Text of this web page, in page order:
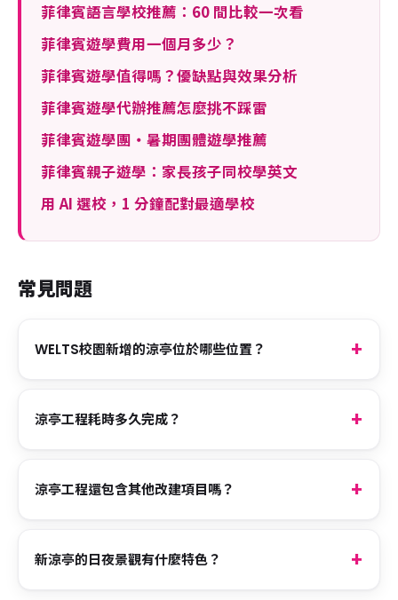
菲律賓語言學校推薦：60 間比較一次看
菲律賓遊學費用一個月多少？
菲律賓遊學值得嗎？優缺點與效果分析
菲律賓遊學代辦推薦怎麼挑不踩雷
菲律賓遊學團・暑期團體遊學推薦
菲律賓親子遊學：家長孩子同校學英文
用 AI 選校，1 分鐘配對最適學校
常見問題
WELTS校園新增的涼亭位於哪些位置？
涼亭工程耗時多久完成？
涼亭工程還包含其他改建項目嗎？
新涼亭的日夜景觀有什麼特色？